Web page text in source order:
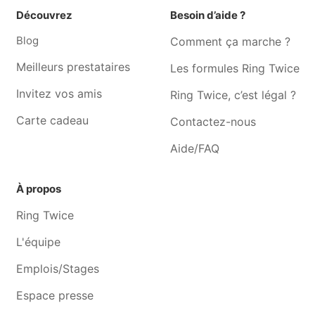
vincent
Traiteur Quévy-le-petit Traiteur Havre
Découvrez
Blog
Meilleurs prestataires
Invitez vos amis
Carte cadeau
Besoin d’aide ?
Comment ça marche ?
Les formules Ring Twice
Ring Twice, c’est légal ?
Contactez-nous
Aide/FAQ
À propos
Ring Twice
L'équipe
Emplois/Stages
Espace presse